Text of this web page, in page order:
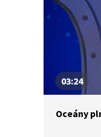
a tedy i
03:24
Oceány